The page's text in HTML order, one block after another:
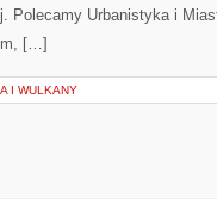
Polecamy Urbanistyka i
[…]
I WULKANY